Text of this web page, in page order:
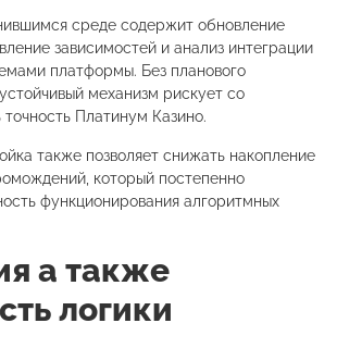
среде содержит обновление
зависимостей и анализ интеграции
платформы. Без планового
механизм рискует со
Платинум Казино.
также позволяет снижать накопление
который постепенно
функционирования алгоритмных
а также
логики